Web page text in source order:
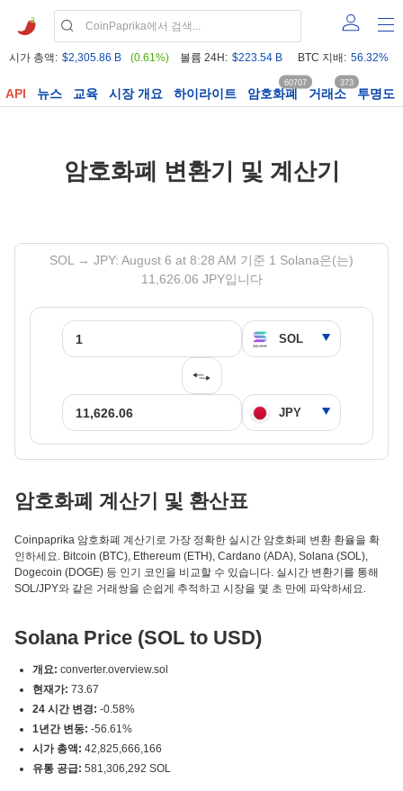
시가 총액: $2,305.86 B (0.61%) 볼륨 24H: $223.54 B BTC 지배: 56.32%
API 뉴스 교육 시장 개요 하이라이트 암호화폐
60707
거래소
373
투명도
암호화폐 변환기 및 계산기
SOL → JPY: August 6 at 8:28 AM 기준 1 Solana은(는)
11,626.06 JPY입니다
암호화폐 계산기 및 환산표
Coinpaprika 암호화폐 계산기로 가장 정확한 실시간 암호화폐 변환 환율을 확
인하세요. Bitcoin (BTC), Ethereum (ETH), Cardano (ADA), Solana (SOL),
Dogecoin (DOGE) 등 인기 코인을 비교할 수 있습니다. 실시간 변환기를 통해
SOL/JPY와 같은 거래쌍을 손쉽게 추적하고 시장을 몇 초 만에 파악하세요.
Solana Price (SOL to USD)
개요: converter.overview.sol
현재가: 73.67
24 시간 변경: -0.58%
1년간 변동: -56.61%
시가 총액: 42,825,666,166
유통 공급: 581,306,292 SOL